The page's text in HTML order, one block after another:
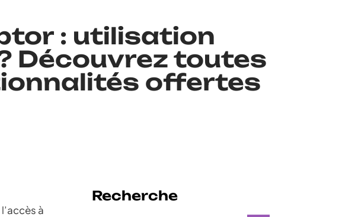
: utilisation
Découvrez toutes
offertes
à
Recherche